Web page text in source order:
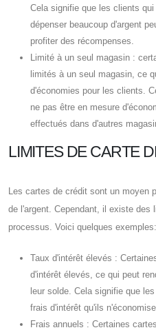
Cela signifie que les clients
dépenser beaucoup d'argent
profiter des récompenses.
Limité à un seul magasin :
limités à un seul magasin, ce
d'économies pour les clients.
ne pas être en mesure
effectués dans d'autres
LIMITES DE CARTE
Les cartes de crédit sont un moyen
de l'argent. Cependant, il existe des
processus. Voici quelques exemples:
Taux d'intérêt élevés :
d'intérêt élevés, ce qui peut
leur solde. Cela signifie que
frais d'intérêt qu'ils
Frais annuels : Certaines